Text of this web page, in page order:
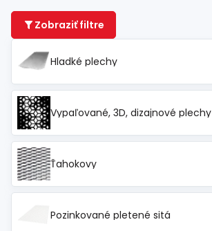
Zábradlia amadlá
Bránovésystémy
Automatizácia
Dom, dielňa,záhrada
Hutnícky
Spojovací
%Zľava
Zobraziť filtre
Hladké plechy
Vypaľované, 3D, dizajnové plechy
Ťahokovy
Pozinkované pletené sitá